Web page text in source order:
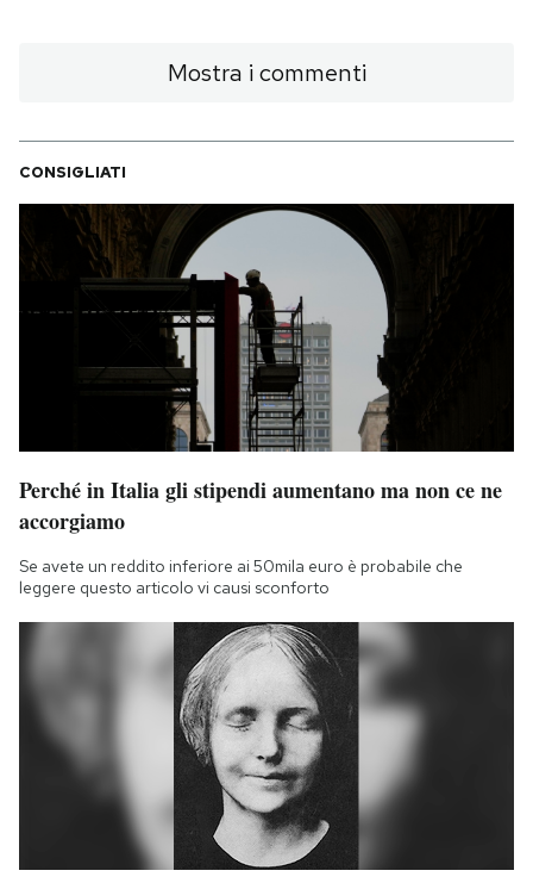
Mostra i commenti
CONSIGLIATI
Perché in Italia gli stipendi aumentano ma non ce ne
accorgiamo
Se avete un reddito inferiore ai 50mila euro è probabile che
leggere questo articolo vi causi sconforto